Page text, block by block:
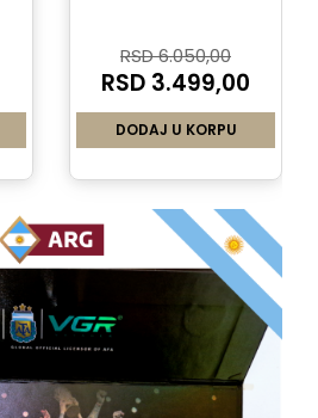
RSD 6.050,00
RSD 3.499,00
DODAJ U KORPU